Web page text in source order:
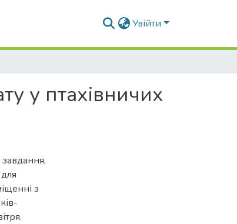
Увійти
у птахівничих
з